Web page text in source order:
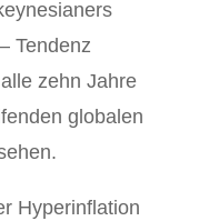
Tendenz
zehn Jahre
globalen
Hyperinflation